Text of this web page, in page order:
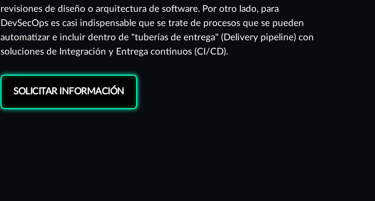
revisiones de diseño o arquitectura de software. Por otro lado, para
DevSecOps es casi indispensable que se trate de procesos que se pueden
automatizar e incluir dentro de "tuberías de entrega" (Delivery pipeline) con
soluciones de Integración y Entrega continuos (CI/CD).
SOLICITAR INFORMACIÓN